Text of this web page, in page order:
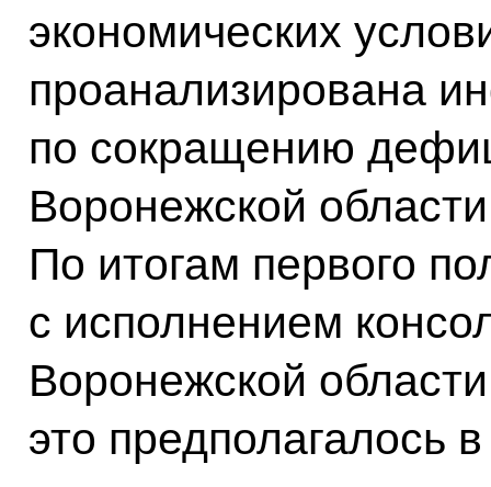
экономических
проанализирована
по сокращению
Воронежской
По итогам первого
с исполнением
Воронежской
это предполагалось